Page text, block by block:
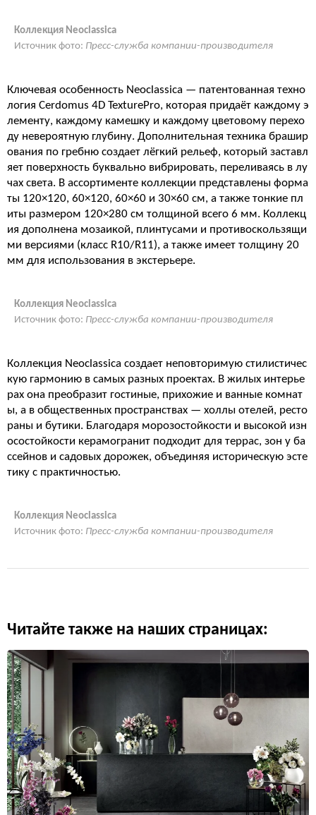
Коллекция Neoclassica
Источник фото: Пресс-служба компании-производителя
Ключевая особенность Neoclassica — патентованная техно
логия Cerdomus 4D TexturePro, которая придаёт каждому э
лементу, каждому камешку и каждому цветовому перехо
ду невероятную глубину. Дополнительная техника брашир
ования по гребню создает лёгкий рельеф, который заставл
яет поверхность буквально вибрировать, переливаясь в лу
чах света. В ассортименте коллекции представлены форма
ты 120×120, 60×120, 60×60 и 30×60 см, а также тонкие пл
иты размером 120×280 см толщиной всего 6 мм. Коллекц
ия дополнена мозаикой, плинтусами и противоскользящи
ми версиями (класс R10/R11), а также имеет толщину 20
мм для использования в экстерьере.
Коллекция Neoclassica
Источник фото: Пресс-служба компании-производителя
Коллекция Neoclassica создает неповторимую стилистичес
кую гармонию в самых разных проектах. В жилых интерье
рах она преобразит гостиные, прихожие и ванные комнат
ы, а в общественных пространствах — холлы отелей, ресто
раны и бутики. Благодаря морозостойкости и высокой изн
осостойкости керамогранит подходит для террас, зон у ба
ссейнов и садовых дорожек, объединяя историческую эсте
тику с практичностью.
Коллекция Neoclassica
Источник фото: Пресс-служба компании-производителя
Читайте также на наших страницах: